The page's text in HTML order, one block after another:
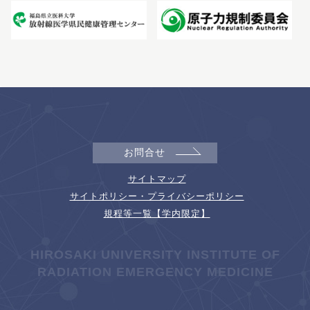
お問合せ
サイトマップ
サイトポリシー・プライバシーポリシー
規程等一覧【学内限定】
HIROSAKI UNIVERSITY INSTITUTE OF
RADIATION EMERGENCY MEDICINE